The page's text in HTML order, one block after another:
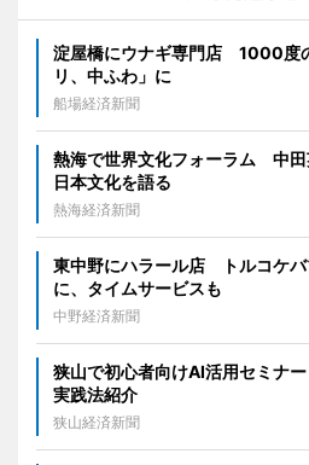
淀屋橋にウナギ専門店 1000度
リ、中ふわ」に
船場経済新聞
熱海で世界文化フォーラム 中田
日本文化を語る
熱海経済新聞
東中野にハラール店 トルコケバ
に、タイムサービスも
中野経済新聞
狭山で初心者向けAI活用セミナ
実践法紹介
狭山経済新聞